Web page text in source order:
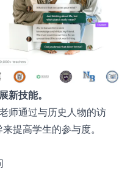
新技能。
师通过与历史人物的访
提高学生的参与度。